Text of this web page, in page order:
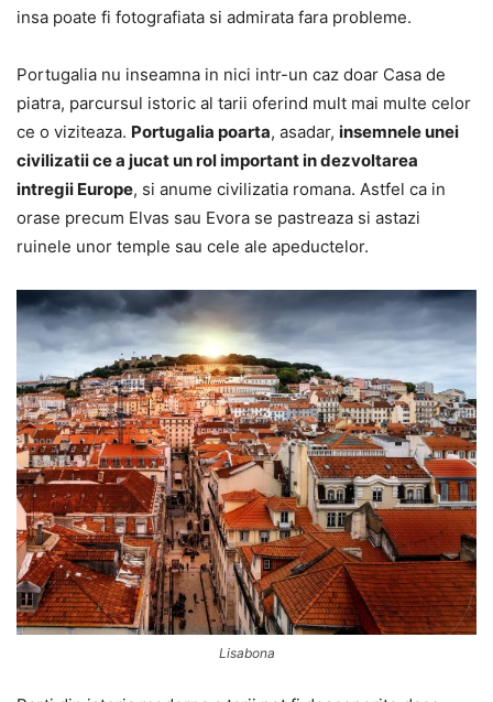
insa poate fi fotografiata si admirata fara probleme.
Portugalia nu inseamna in nici intr-un caz doar Casa de
piatra, parcursul istoric al tarii oferind mult mai multe celor
ce o viziteaza. Portugalia poarta, asadar, insemnele unei
civilizatii ce a jucat un rol important in dezvoltarea
intregii Europe, si anume civilizatia romana. Astfel ca in
orase precum Elvas sau Evora se pastreaza si astazi
ruinele unor temple sau cele ale apeductelor.
Lisabona